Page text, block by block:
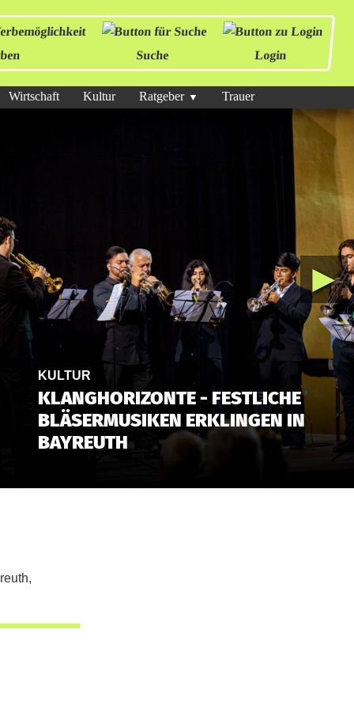
Suche Login
Wirtschaft Kultur Ratgeber Trauer
KULTUR
KLANGHORIZONTE - FESTLICHE
BLÄSERMUSIKEN ERKLINGEN IN
BAYREUTH
►